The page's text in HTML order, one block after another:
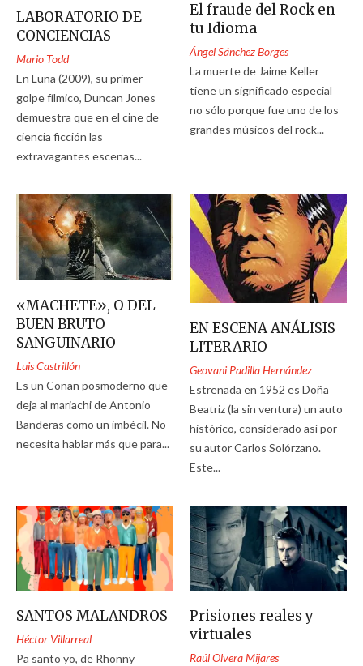
LABORATORIO DE
CONCIENCIAS
Mario Todd
En Luna (2009), su primer
golpe fílmico, Duncan Jones
demuestra que en el cine de
ciencia ficción las
extravagantes escenas...
El fraude del Rock en
tu Idioma
Ángel Sánchez Borges
La muerte de Jaime Keller
tiene un significado especial
no sólo porque fue uno de los
grandes músicos del rock...
«MACHETE», O DEL
BUEN BRUTO
SANGUINARIO
Luis Castrillón
Es un Conan posmoderno que
deja al mariachi de Antonio
Banderas como un imbécil. No
necesita hablar más que para...
EN ESCENA ANÁLISIS
LITERARIO
Geovani Padilla Hernández
Estrenada en 1952 es Doña
Beatriz (la sin ventura) un auto
histórico, considerado así por
su autor Carlos Solórzano.
Este...
SANTOS MALANDROS
Héctor Villarreal
Pa santo yo, de Rhonny
Prisiones reales y
virtuales
Raúl Olvera Mijares